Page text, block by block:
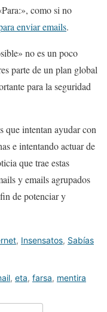
como si no
enviar emails.
no es un poco
parte de un plan global
para la seguridad
que intentan ayudar con
e intentando actuar de
que trae estas
y emails agrupados
de potenciar y
, Insensatos, Sabías
, eta, farsa, mentira